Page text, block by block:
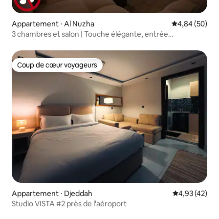
Appartement ⋅ Al Nuzha Évaluation
4,84 (50)
3 chambres et salon | Touche élégante, entrée
Coup de cœur voyageurs
Coup de cœur voyageurs
Appartement ⋅ Djeddah Évaluation
4,93 (42)
Studio VISTA #2 près de l'aéroport